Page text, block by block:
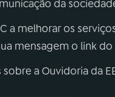
da
a melhorar os
mensagem o link
a Ouvidoria da